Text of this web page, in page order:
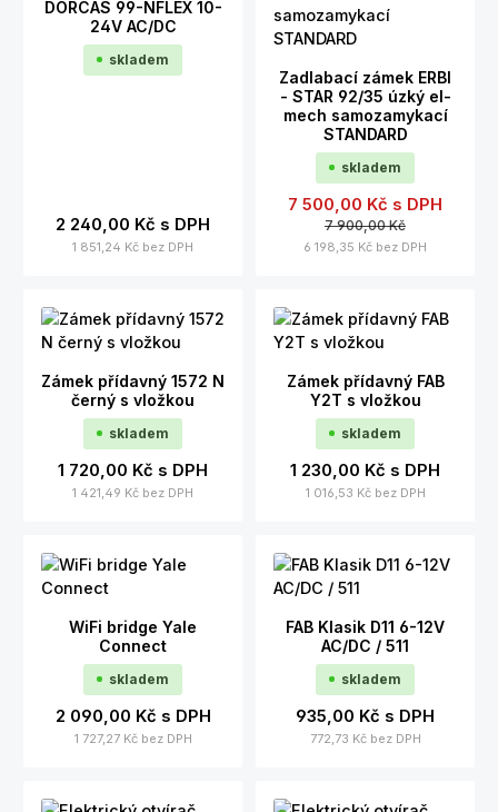
DORCAS 99-NFLEX 10-
24V AC/DC
skladem
2 240,00 Kč s DPH
1 851,24 Kč bez DPH
Zadlabací zámek ERBI
- STAR 92/35 úzký el-
mech samozamykací
STANDARD
skladem
7 500,00 Kč s DPH
7 900,00 Kč
6 198,35 Kč bez DPH
Zámek přídavný 1572 N
černý s vložkou
skladem
1 720,00 Kč s DPH
1 421,49 Kč bez DPH
Zámek přídavný FAB
Y2T s vložkou
skladem
1 230,00 Kč s DPH
1 016,53 Kč bez DPH
WiFi bridge Yale
Connect
skladem
2 090,00 Kč s DPH
1 727,27 Kč bez DPH
FAB Klasik D11 6-12V
AC/DC / 511
skladem
935,00 Kč s DPH
772,73 Kč bez DPH